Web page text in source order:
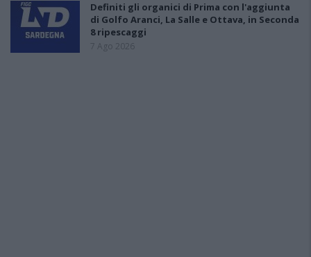
Definiti gli organici di Prima con l'aggiunta
di Golfo Aranci, La Salle e Ottava, in Seconda
8 ripescaggi
7 Ago 2026